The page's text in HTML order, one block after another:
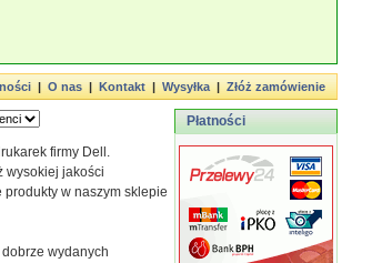
|O nas|Kontakt|Wysyłka|Złóż zamówienie
firmy Dell.
wysokiej jakości
w naszym sklepie
wydanych
Płatności